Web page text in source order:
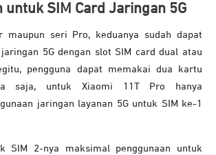
untuk SIM Card Jaringan 5G
maupun seri Pro, keduanya sudah dapat
5G dengan slot SIM card dual atau
pengguna dapat memakai dua kartu
saja, untuk Xiaomi 11T Pro hanya
jaringan layanan 5G untuk SIM ke-1
SIM 2-nya maksimal penggunaan untuk